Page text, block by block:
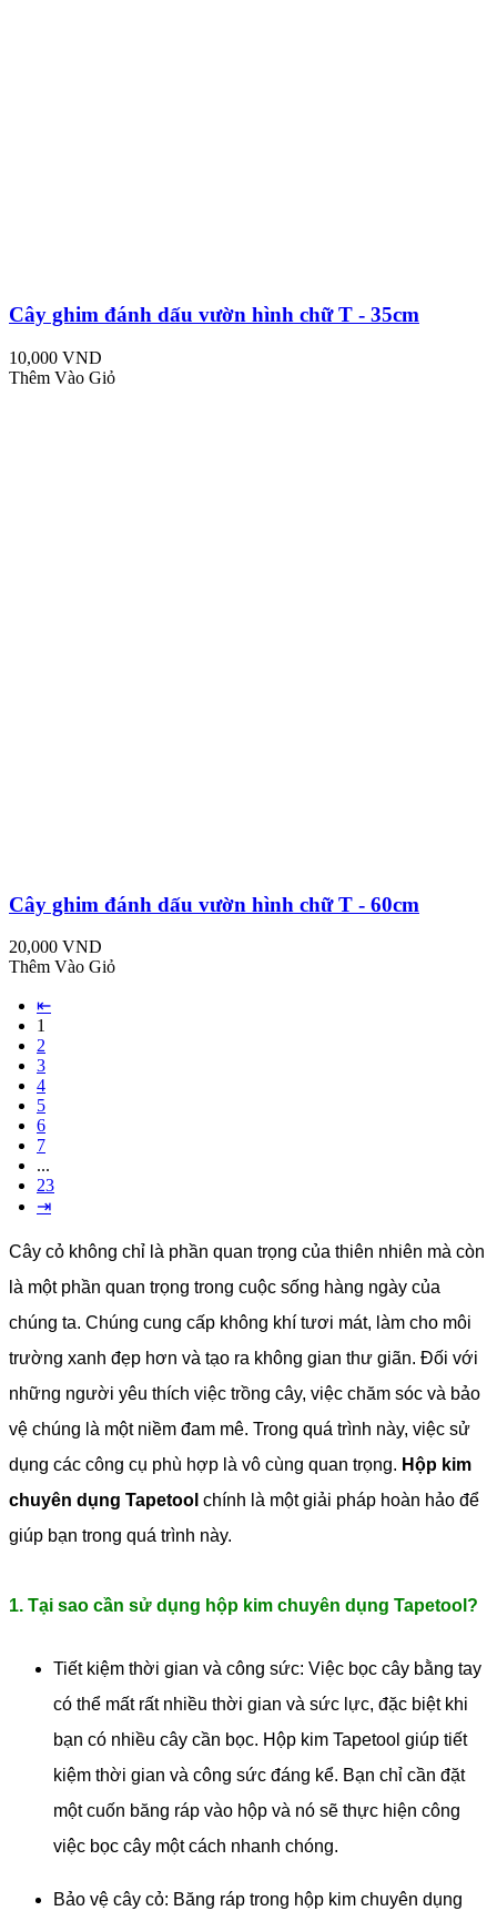
Cây ghim đánh dấu vườn hình chữ T - 35cm
10,000 VND
Thêm Vào Giỏ
Cây ghim đánh dấu vườn hình chữ T - 60cm
20,000 VND
Thêm Vào Giỏ
⇤
1
2
3
4
5
6
7
...
23
⇥
Cây cỏ không chỉ là phần quan trọng của thiên nhiên mà còn
là một phần quan trọng trong cuộc sống hàng ngày của
chúng ta. Chúng cung cấp không khí tươi mát, làm cho môi
trường xanh đẹp hơn và tạo ra không gian thư giãn. Đối với
những người yêu thích việc trồng cây, việc chăm sóc và bảo
vệ chúng là một niềm đam mê. Trong quá trình này, việc sử
dụng các công cụ phù hợp là vô cùng quan trọng. Hộp kim
chuyên dụng Tapetool chính là một giải pháp hoàn hảo để
giúp bạn trong quá trình này.
1. Tại sao cần sử dụng hộp kim chuyên dụng Tapetool?
Tiết kiệm thời gian và công sức: Việc bọc cây bằng tay
có thể mất rất nhiều thời gian và sức lực, đặc biệt khi
bạn có nhiều cây cần bọc. Hộp kim Tapetool giúp tiết
kiệm thời gian và công sức đáng kể. Bạn chỉ cần đặt
một cuốn băng ráp vào hộp và nó sẽ thực hiện công
việc bọc cây một cách nhanh chóng.
Bảo vệ cây cỏ: Băng ráp trong hộp kim chuyên dụng